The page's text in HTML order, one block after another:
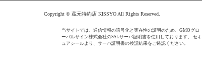
Copyright © 蔵元特約店 KISSYO All Rights Reserved.
当サイトでは、通信情報の暗号化と実在性の証明のため、GMOグロ
ーバルサイン株式会社のSSLサーバ証明書を使用しております。 セキ
ュアシールより、サーバ証明書の検証結果をご確認ください。